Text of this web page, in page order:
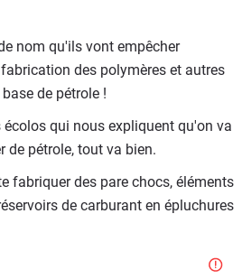
nom qu'ils vont empêcher
des polymères et autres
de pétrole !
qui nous expliquent qu'on va
de pétrole, tout va bien.
fabriquer des pare chocs, éléments
de carburant en épluchures